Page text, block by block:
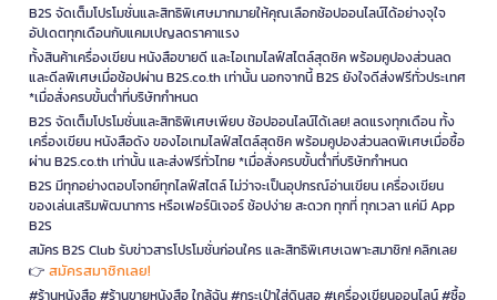
B2S จัดเต็มโปรโมชั่นและสิทธิพิเศษมากมายให้คุณเลือกช้อปออนไลน์ได้อย่างจุใจ
อัปเดตทุกเดือนกับแคมเปญลดราคาแรง
ทั้งสินค้าเครื่องเขียน หนังสือขายดี และไอเทมไลฟ์สไตล์สุดชิค พร้อมคูปองส่วนลด
และดีลพิเศษเมื่อช้อปผ่าน B2S.co.th เท่านั้น นอกจากนี้ B2S ยังใจดีส่งฟรีทั่วประเทศ
*เมื่อสั่งครบขั้นต่ำที่บริษัทกำหนด
B2S จัดเต็มโปรโมชั่นและสิทธิพิเศษเพียบ ช้อปออนไลน์ได้เลย! ลดแรงทุกเดือน ทั้ง
เครื่องเขียน หนังสือดัง ของไอเทมไลฟ์สไตล์สุดชิค พร้อมคูปองส่วนลดพิเศษเมื่อซื้อ
ผ่าน B2S.co.th เท่านั้น และส่งฟรีทั่วไทย *เมื่อสั่งครบขั้นต่ำที่บริษัทกำหนด
B2S มีทุกอย่างตอบโจทย์ทุกไลฟ์สไตล์ ไม่ว่าจะเป็นอุปกรณ์อ่านเขียน เครื่องเขียน
ของเล่นเสริมพัฒนาการ หรือเฟอร์นิเจอร์ ช้อปง่าย สะดวก ทุกที่ ทุกเวลา แค่มี App
B2S
สมัคร B2S Club รับข่าวสารโปรโมชั่นก่อนใคร และสิทธิพิเศษเฉพาะสมาชิก! คลิกเลย
👉 สมัครสมาชิกเลย!
#ร้านหนังสือ #ร้านขายหนังสือ ใกล้ฉัน #กระเป๋าใส่ดินสอ #เครื่องเขียนออนไลน์ #ซื้อ